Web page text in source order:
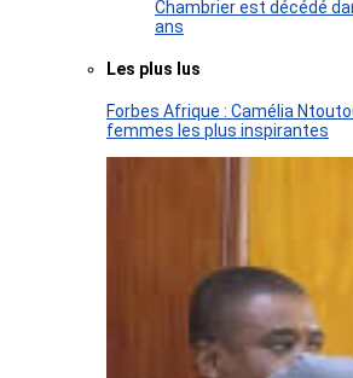
Chambrier est décédé
ans
Les plus lus
Forbes Afrique : Camélia
femmes les plus inspirantes